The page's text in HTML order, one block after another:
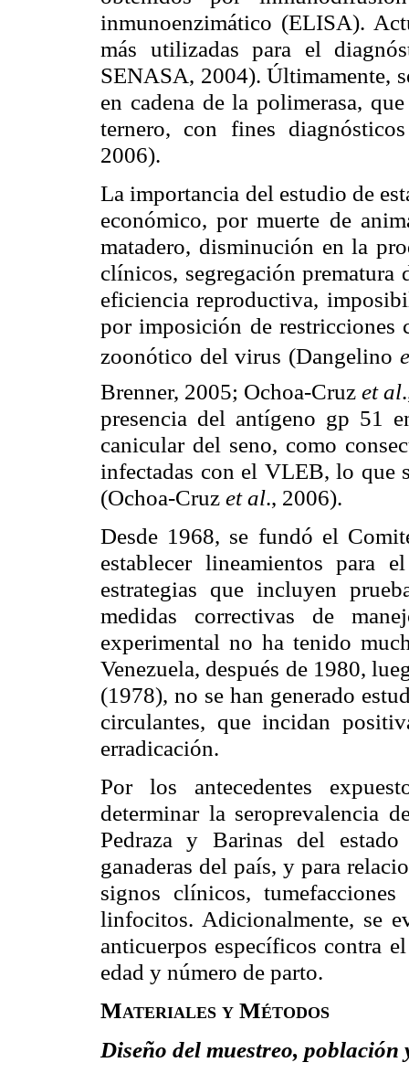
inmunoenzimático (ELISA).
más utilizadas para el
SENASA, 2004). Últimamente,
en cadena de la polimerasa,
ternero, con fines
2006).
La importancia del estudio de
económico, por muerte de
matadero, disminución en la
clínicos, segregación
eficiencia reproductiva,
por imposición de restricciones
zoonótico del virus (Dangelino
Brenner, 2005; Ochoa-Cruzet al
presencia del antígeno gp 51
canicular del seno, como
infectadas con el VLEB, lo que
(Ochoa-Cruz et al., 2006).
Desde 1968, se fundó el
establecer lineamientos para
estrategias que incluyen
medidas correctivas de
experimental no ha tenido
Venezuela, después de 1980,
(1978), no se han generado
circulantes, que incidan
erradicación.
Por los antecedentes
determinar la seroprevalencia
Pedraza y Barinas del
ganaderas del país, y para
signos clínicos,
linfocitos. Adicionalmente, se
anticuerpos específicos contra
edad y número de parto.
Materiales y Métodos
Diseño del muestreo, población